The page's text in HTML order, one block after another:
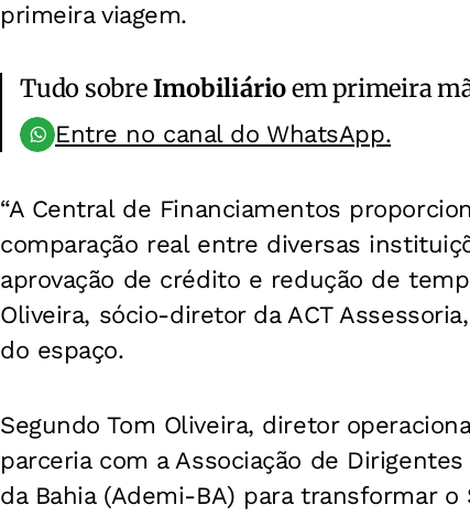
primeira viagem.
Tudo sobreImobiliárioem primeira
Entre no canal do WhatsApp.
“A Central de Financiamentos
comparação real entre diversas
aprovação de crédito e redução de
Oliveira, sócio-diretor da ACT
do espaço.
Segundo Tom Oliveira, diretor
parceria com a Associação de
da Bahia (Ademi-BA) para transformar